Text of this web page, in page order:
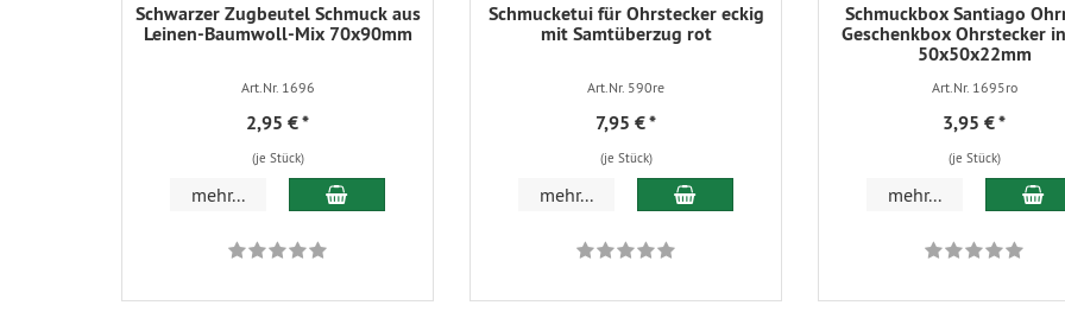
Schwarzer Zugbeutel Schmuck aus
Leinen-Baumwoll-Mix 70x90mm
Art.Nr. 1696
2,95 €*
(je Stück)
mehr... In den Warenkorb
Schmucketui für Ohrstecker eckig
mit Samtüberzug rot
Art.Nr. 590re
7,95 €*
(je Stück)
mehr... In den Warenkorb
Schmuckbox Santiago
Geschenkbox Ohrstecker
50x50x22mm
Art.Nr. 1695ro
3,95 €*
(je Stück)
mehr... In